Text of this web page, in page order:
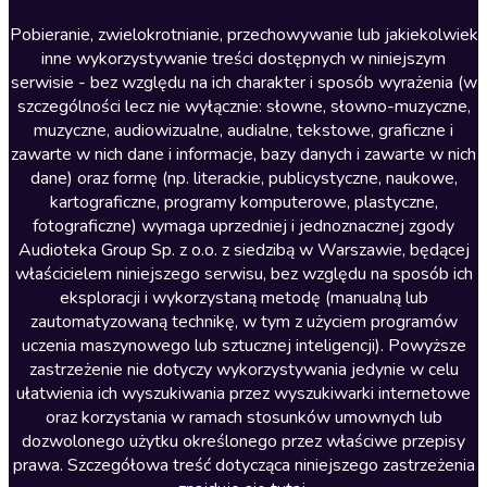
Literatura anglojęzyczna
Literatura faktu
Literatura obyczajowa
Literatura piękna obca
Literatura piękna polska
Nagrania relaksacyjne
Nauka języków
Nauki humanistyczne
Podcasty i audycje
Polityka
Prasa
Religia
Romans
Pobieranie, zwielokrotnianie, przechowywanie lub jakiekolwiek
inne wykorzystywanie treści dostępnych w niniejszym
serwisie - bez względu na ich charakter i sposób wyrażenia (w
szczególności lecz nie wyłącznie: słowne, słowno-muzyczne,
muzyczne, audiowizualne, audialne, tekstowe, graficzne i
zawarte w nich dane i informacje, bazy danych i zawarte w nich
dane) oraz formę (np. literackie, publicystyczne, naukowe,
kartograficzne, programy komputerowe, plastyczne,
fotograficzne) wymaga uprzedniej i jednoznacznej zgody
Audioteka Group Sp. z o.o. z siedzibą w Warszawie, będącej
właścicielem niniejszego serwisu, bez względu na sposób ich
eksploracji i wykorzystaną metodę (manualną lub
zautomatyzowaną technikę, w tym z użyciem programów
uczenia maszynowego lub sztucznej inteligencji). Powyższe
zastrzeżenie nie dotyczy wykorzystywania jedynie w celu
ułatwienia ich wyszukiwania przez wyszukiwarki internetowe
oraz korzystania w ramach stosunków umownych lub
dozwolonego użytku określonego przez właściwe przepisy
prawa. Szczegółowa treść dotycząca niniejszego zastrzeżenia